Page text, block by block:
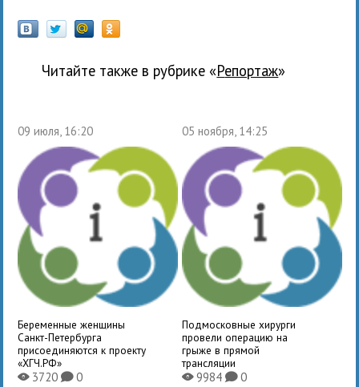
Читайте также в рубрике « Репортаж»
09 июля, 16:20
Беременные женщины
Санкт-Петербурга
присоединяются к проекту
«ХГЧ.РФ»
X3720K0
05 ноября, 14:25
Подмосковные хирурги
провели операцию на
грыже в прямой
трансляции
X9984 K0